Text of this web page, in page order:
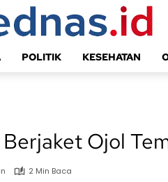
POLITIK KESEHATAN
Ojol
2 Min Baca